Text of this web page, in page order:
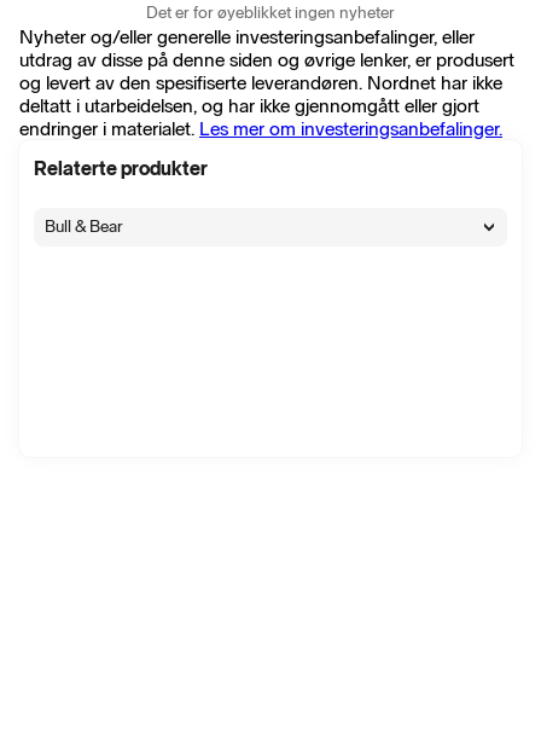
Det er for øyeblikket ingen nyheter
Nyheter og/eller generelle investeringsanbefalinger, eller
utdrag av disse på denne siden og øvrige lenker, er produsert
og levert av den spesifiserte leverandøren. Nordnet har ikke
deltatt i utarbeidelsen, og har ikke gjennomgått eller gjort
endringer i materialet. Les mer om investeringsanbefalinger.
Relaterte produkter
Bull & Bear